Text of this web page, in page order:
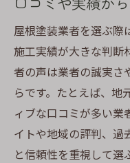
屋根塗装業者を選ぶ際
施工実績が大きな判断
者の声は業者の誠実さ
らです。たとえば、地
ィブな口コミが多い業
イトや地域の評判、過
と信頼性を重視して選